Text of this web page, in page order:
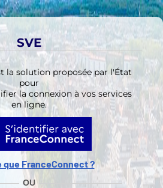
SVE
la solution proposée par l'État
pour
la connexion à vos services
en ligne.
que FranceConnect ?
OU